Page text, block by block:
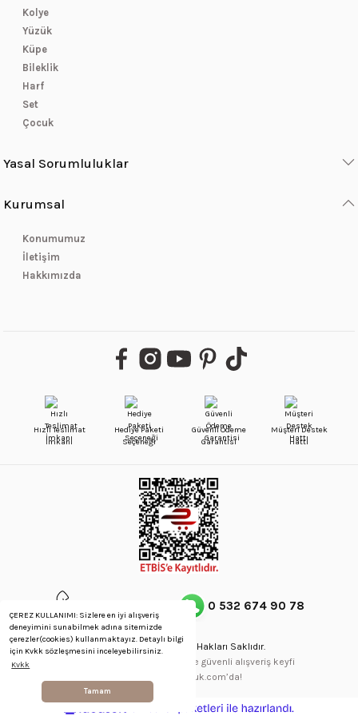
ÇEREZ KULLANIMI: Sizlere en iyi alışveriş
deneyimini sunabilmek adına sitemizde
çerezler(cookies) kullanmaktayız. Detaylı bilgi
için Kvkk sözleşmesini inceleyebilirsiniz.
Kvkk
Tamam
Kolye
Yüzük
Küpe
Bileklik
Harf
Set
Çocuk
Yasal Sorumluluklar
Kurumsal
Konumumuz
İletişim
Hakkımızda
Hızlı Teslimat
İmkanı
Hediye Paketi
Seçeneği
Güvenli Ödeme
Garantisi
Müşteri Destek
Hattı
Copyright © 2023 - Tüm Hakları Saklıdır.
256Bit SSL Sertifikası ve 3D ile güvenli alışveriş keyfi
gennaskuyumculuk.com’da!
0 532 674 90 78
e-